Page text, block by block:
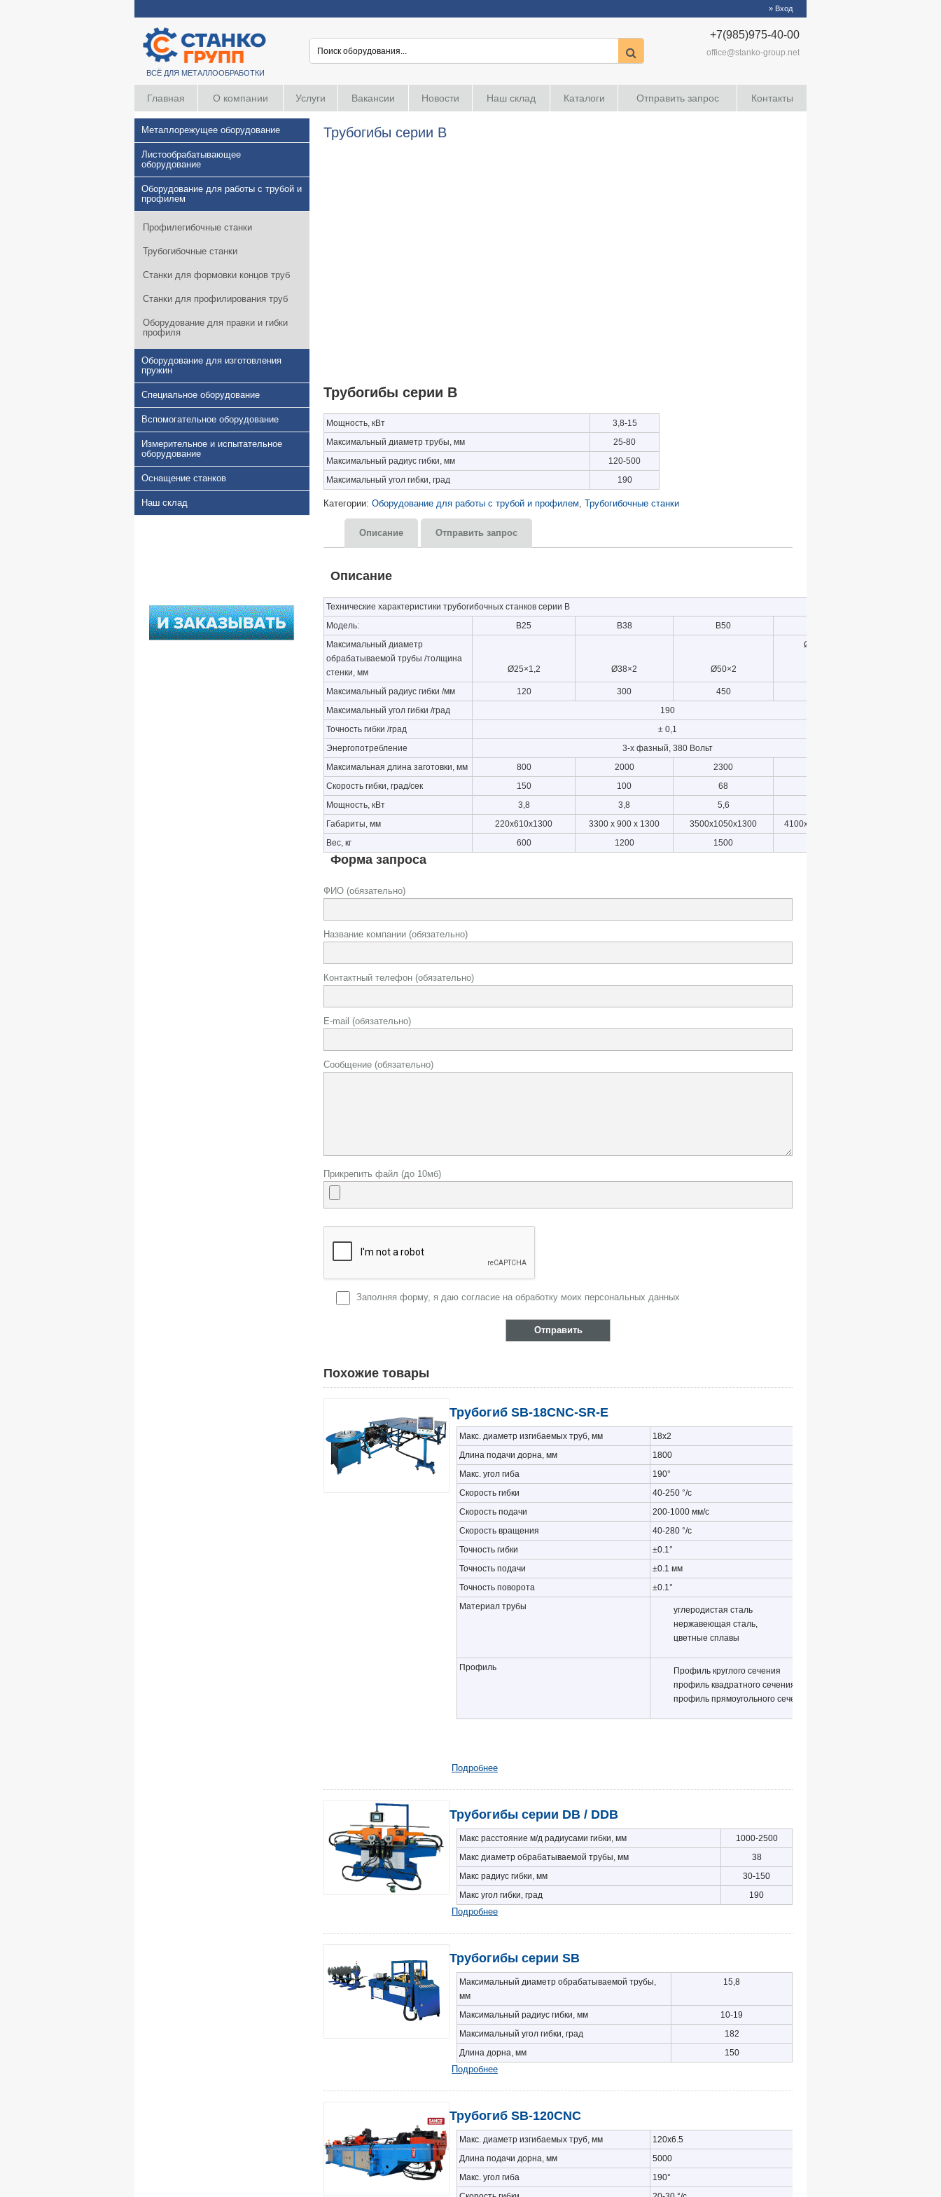
» Вход
ВСЁ ДЛЯ МЕТАЛЛООБРАБОТКИ
+7(985)975-40-00
office@stanko-group.net
Главная О компании Услуги Вакансии Новости Наш склад Каталоги Отправить запрос Контакты
Металлорежущее оборудование
Листообрабатывающее
оборудование
Оборудование для работы с трубой и
профилем
Профилегибочные станки
Трубогибочные станки
Станки для формовки концов труб
Станки для профилирования труб
Оборудование для правки и гибки
профиля
Оборудование для изготовления
пружин
Специальное оборудование
Вспомогательное оборудование
Измерительное и испытательное
оборудование
Оснащение станков
Наш склад
Трубогибы серии В
Трубогибы серии В
Мощность, кВт
3,8-15
Максимальный диаметр трубы, мм
25-80
Максимальный радиус гибки, мм
120-500
Максимальный угол гибки, град
190
Категории: Оборудование для работы с трубой и профилем, Трубогибочные станки
Описание Отправить запрос
Описание
Технические характеристики трубогибочных станков серии В
Модель:
В25 В38 В50
Максимальный диаметр
обрабатываемой трубы /толщина
стенки, мм
Ø25×1,2 Ø38×2 Ø50×2
Ø 80×4
Максимальный радиус гибки /мм 120 300 450
Максимальный угол гибки /град
190
Точность гибки /град
± 0,1
Энергопотребление
3-х фазный, 380 Вольт
Максимальная длина заготовки, мм
800 2000 2300
Скорость гибки, град/сек
150 100 68
Мощность, кВт
3,8 3,8 5,6
Габариты, мм
220x610x1300 3300 x 900 x 1300 3500x1050x1300
4100x1550x1400
Вес, кг
600 1200 1500
Форма запроса
ФИО (обязательно)
Название компании (обязательно)
Контактный телефон (обязательно)
E-mail (обязательно)
Сообщение (обязательно)
Прикрепить файл (до 10мб)
Заполняя форму, я даю согласие на обработку моих персональных данных
Похожие товары
Трубогиб SB-18CNC-SR-E
Макс. диаметр изгибаемых труб, мм
18х2
Длина подачи дорна, мм
1800
Макс. угол гиба
190°
Скорость гибки
40-250 °/с
Скорость подачи
200-1000 мм/с
Скорость вращения
40-280 °/с
Точность гибки
±0.1°
Точность подачи
±0.1 мм
Точность поворота
±0.1°
Материал трубы
углеродистая сталь
нержавеющая сталь,
цветные сплавы
Профиль
Профиль круглого сечения
профиль квадратного сечения
профиль прямоугольного сечения
Подробнее
Трубогибы серии DB / DDB
Макс расстояние м/д радиусами гибки, мм
1000-2500
Макс диаметр обрабатываемой трубы, мм
38
Макс радиус гибки, мм
30-150
Макс угол гибки, град
190
Подробнее
Трубогибы серии SB
Максимальный диаметр обрабатываемой трубы,
мм
15,8
Максимальный радиус гибки, мм
10-19
Максимальный угол гибки, град
182
Длина дорна, мм
150
Подробнее
Трубогиб SB-120CNC
Макс. диаметр изгибаемых труб, мм
120х6.5
Длина подачи дорна, мм
5000
Макс. угол гиба
190°